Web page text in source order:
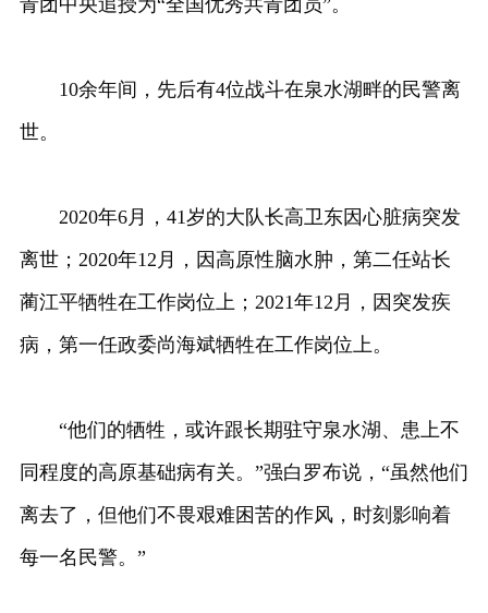
10余年间，先后有4位战斗在泉水湖畔的民警离
世。
2020年6月，41岁的大队长高卫东因心脏病突发
离世；2020年12月，因高原性脑水肿，第二任站长
蔺江平牺牲在工作岗位上；2021年12月，因突发疾
病，第一任政委尚海斌牺牲在工作岗位上。
“他们的牺牲，或许跟长期驻守泉水湖、患上不
同程度的高原基础病有关。”强白罗布说，“虽然他们
离去了，但他们不畏艰难困苦的作风，时刻影响着
每一名民警。”